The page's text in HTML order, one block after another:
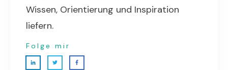
Wissen, Orientierung und Inspiration
liefern.
Folge mir